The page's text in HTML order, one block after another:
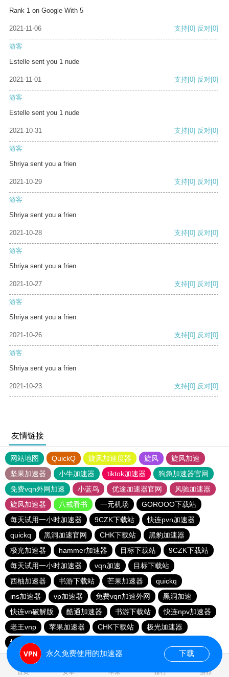
Rank 1 on Google With 5
2021-11-06 支持[0] 反对[0]
游客
Estelle sent you 1 nude
2021-11-01 支持[0] 反对[0]
游客
Estelle sent you 1 nude
2021-10-31 支持[0] 反对[0]
游客
Shriya sent you a frien
2021-10-29 支持[0] 反对[0]
游客
Shriya sent you a frien
2021-10-28 支持[0] 反对[0]
游客
Shriya sent you a frien
2021-10-27 支持[0] 反对[0]
游客
Shriya sent you a frien
2021-10-26 支持[0] 反对[0]
游客
Shriya sent you a frien
2021-10-23 支持[0] 反对[0]
友情链接
网站地图 QuickQ 旋风加速度器 旋风
旋风加速
坚果加速器
小牛加速器 tiktok加速器
狗急加速器官网
免费vqn外网加速
小蓝鸟 优途加速器官网
风驰加速器
旋风加速器
八戒看书 一元机场
GOROOO下载站
每天试用一小时加速器
9CZK下载站
快连pvn加速器
quickq
黑洞加速官网 CHK下载站
黑豹加速器
极光加速器
hammer加速器 目标下载站
9CZK下载站
每天试用一小时加速器
vqn加速
目标下载站
西柚加速器
书游下载站 芒果加速器
quickq
ins加速器
vp加速器 免费vqn加速外网
黑洞加速
快连vn破解版
酷通加速器 书游下载站
快连npv加速器
老王vnp
苹果加速器 CHK下载站
极光加速器
快橙加速器
首页 安卓 苹果 排行 推荐
永久免费使用的加速器 下载
0.191237s